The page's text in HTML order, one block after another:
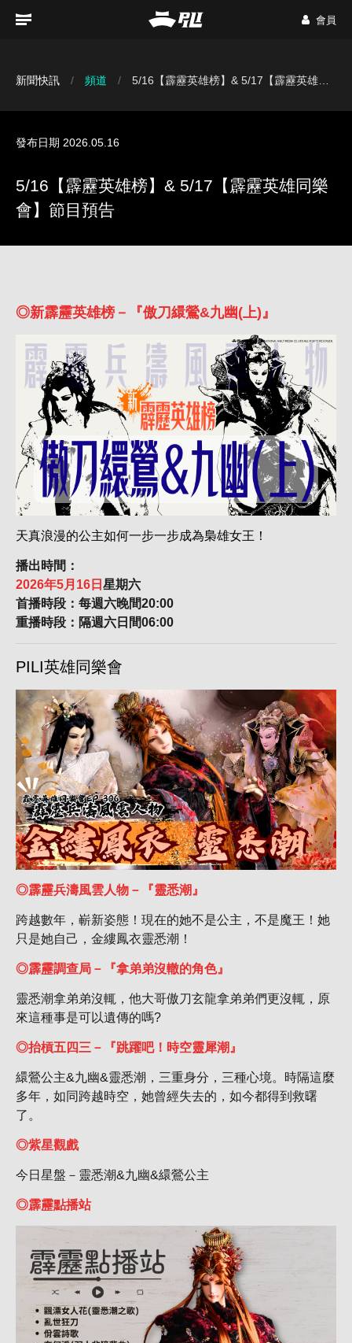
會員
新聞快訊 頻道 5/16【霹靂英雄榜】& 5/17【霹靂英雄同樂會】節目預告
發布日期 2026.05.16
5/16【霹靂英雄榜】& 5/17【霹靂英雄同樂
會】節目預告
◎新霹靂英雄榜－『傲刀繯鶯&九幽(上)』
天真浪漫的公主如何一步一步成為梟雄女王！
播出時間：
2026年5月16日 星期六
首播時段：每週六晚間20:00
重播時段：隔週六日間06:00
PILI英雄同樂會
◎霹靂兵濤風雲人物－『靈悉潮』
跨越數年，嶄新姿態！現在的她不是公主，不是魔王！她
只是她自己，金縷鳳衣靈悉潮！
◎霹靂調查局－『拿弟弟沒轍的角色』
靈悉潮拿弟弟沒輒，他大哥傲刀玄龍拿弟弟們更沒輒，原
來這種事是可以遺傳的嗎?
◎抬槓五四三－『跳躍吧！時空靈犀潮』
繯鶯公主&九幽&靈悉潮，三重身分，三種心境。時隔這麼
多年，如同跨越時空，她曾經失去的，如今都得到救曙
了。
◎紫星觀戲
今日星盤－靈悉潮&九幽&繯鶯公主
◎霹靂點播站